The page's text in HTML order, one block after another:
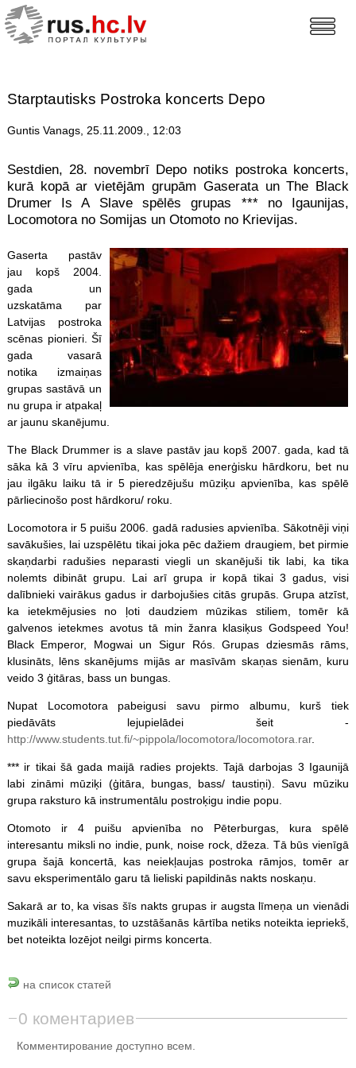
Starptautisks Postroka koncerts Depo
Guntis Vanags, 25.11.2009., 12:03
Sestdien, 28. novembrī Depo notiks postroka koncerts,
kurā kopā ar vietējām grupām Gaserata un The Black
Drumer Is A Slave spēlēs grupas *** no Igaunijas,
Locomotora no Somijas un Otomoto no Krievijas.
Gaserta pastāv
jau kopš 2004.
gada un
uzskatāma par
Latvijas postroka
scēnas pionieri. Šī
gada vasarā
notika izmaiņas
grupas sastāvā un
nu grupa ir atpakaļ
ar jaunu skanējumu.
The Black Drummer is a slave pastāv jau kopš 2007. gada, kad tā
sāka kā 3 vīru apvienība, kas spēlēja enerģisku hārdkoru, bet nu
jau ilgāku laiku tā ir 5 pieredzējušu mūziķu apvienība, kas spēlē
pārliecinošo post hārdkoru/ roku.
Locomotora ir 5 puišu 2006. gadā radusies apvienība. Sākotnēji viņi
savākušies, lai uzspēlētu tikai joka pēc dažiem draugiem, bet pirmie
skaņdarbi radušies neparasti viegli un skanējuši tik labi, ka tika
nolemts dibināt grupu. Lai arī grupa ir kopā tikai 3 gadus, visi
dalībnieki vairākus gadus ir darbojušies citās grupās. Grupa atzīst,
ka ietekmējusies no ļoti daudziem mūzikas stiliem, tomēr kā
galvenos ietekmes avotus tā min žanra klasiķus Godspeed You!
Black Emperor, Mogwai un Sigur Rós. Grupas dziesmās rāms,
klusināts, lēns skanējums mijās ar masīvām skaņas sienām, kuru
veido 3 ģitāras, bass un bungas.
Nupat Locomotora pabeigusi savu pirmo albumu, kurš tiek
piedāvāts lejupielādei šeit -
http://www.students.tut.fi/~pippola/locomotora/locomotora.rar.
*** ir tikai šā gada maijā radies projekts. Tajā darbojas 3 Igaunijā
labi zināmi mūziķi (ģitāra, bungas, bass/ taustiņi). Savu mūziku
grupa raksturo kā instrumentālu postroķigu indie popu.
Otomoto ir 4 puišu apvienība no Pēterburgas, kura spēlē
interesantu miksli no indie, punk, noise rock, džeza. Tā būs vienīgā
grupa šajā koncertā, kas neiekļaujas postroka rāmjos, tomēr ar
savu eksperimentālo garu tā lieliski papildinās nakts noskaņu.
Sakarā ar to, ka visas šīs nakts grupas ir augsta līmeņa un vienādi
muzikāli interesantas, to uzstāšanās kārtība netiks noteikta iepriekš,
bet noteikta lozējot neilgi pirms koncerta.
на список статей
0 коментариев
Комментирование доступно всем.